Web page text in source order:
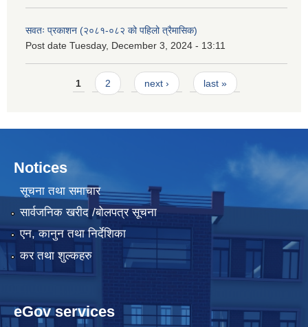
सवतः प्रकाशन (२०८१-०८२ को पहिलो त्रैमासिक)
Post date Tuesday, December 3, 2024 - 13:11
Pages1 2 next › last »
Notices
सूचना तथा समाचार
सार्वजनिक खरीद /बोलपत्र सूचना
एन, कानुन तथा निर्देशिका
कर तथा शुल्कहरु
eGov services